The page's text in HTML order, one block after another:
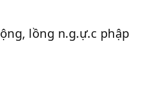
lồng n.g.ự.c phập